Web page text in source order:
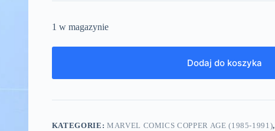
1 w magazynie
Dodaj do koszyka
KATEGORIE: MARVEL COMICS COPPER AGE (1985-1991),